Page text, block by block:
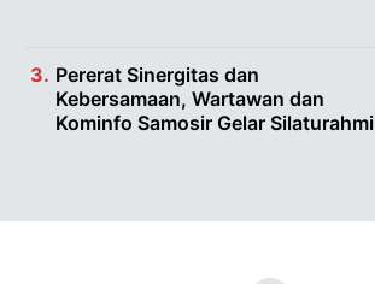
Pererat Sinergitas dan
Kebersamaan, Wartawan dan
Kominfo Samosir Gelar Silaturahmi